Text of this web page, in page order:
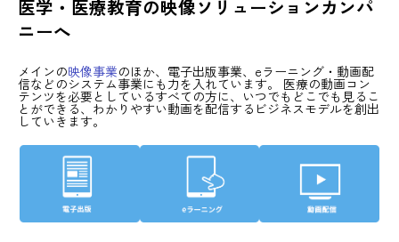
医学・医療教育の映像ソリューションカンパ
ニーへ
メインの映像事業のほか、電子出版事業、eラーニング・動画配
信などのシステム事業にも力を入れています。 医療の動画コン
テンツを必要としているすべての方に、いつでもどこでも見るこ
とができる、わかりやすい動画を配信するビジネスモデルを創出
していきます。